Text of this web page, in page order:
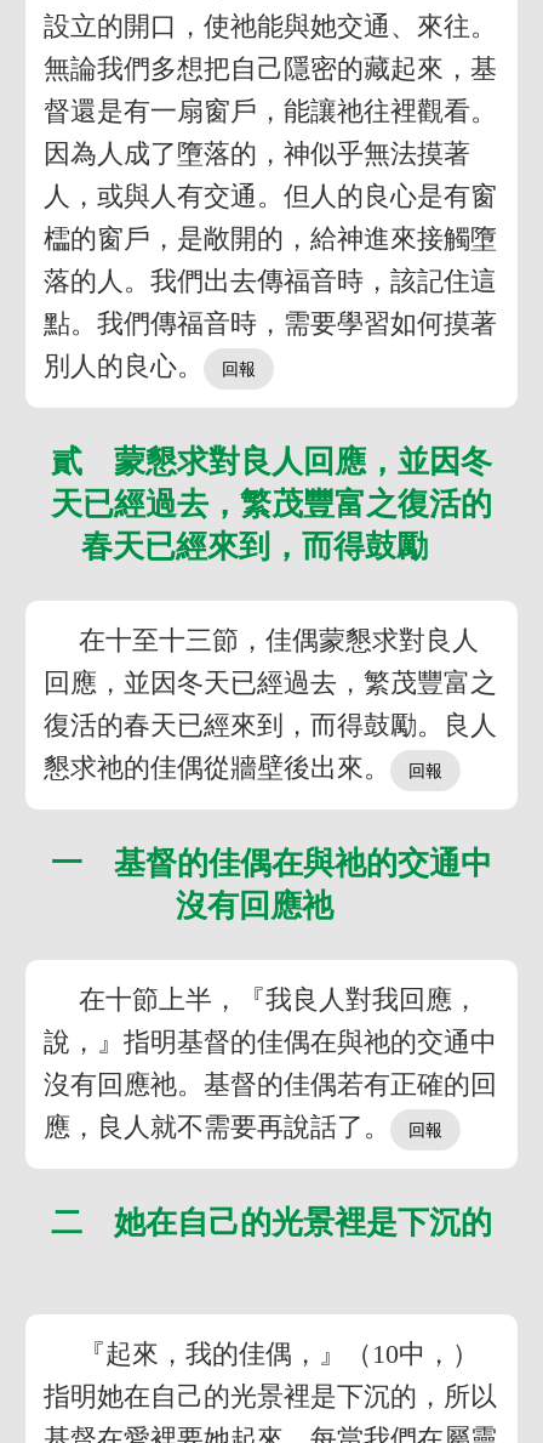
設立的開口，使祂能與她交通、來往。
無論我們多想把自己隱密的藏起來，基
督還是有一扇窗戶，能讓祂往裡觀看。
因為人成了墮落的，神似乎無法摸著
人，或與人有交通。但人的良心是有窗
櫺的窗戶，是敞開的，給神進來接觸墮
落的人。我們出去傳福音時，該記住這
點。我們傳福音時，需要學習如何摸著
別人的良心。
貳 蒙懇求對良人回應，並因冬
天已經過去，繁茂豐富之復活的
春天已經來到，而得鼓勵
在十至十三節，佳偶蒙懇求對良人
回應，並因冬天已經過去，繁茂豐富之
復活的春天已經來到，而得鼓勵。良人
懇求祂的佳偶從牆壁後出來。
一 基督的佳偶在與祂的交通中
沒有回應祂
在十節上半，『我良人對我回應，
說，』指明基督的佳偶在與祂的交通中
沒有回應祂。基督的佳偶若有正確的回
應，良人就不需要再說話了。
二 她在自己的光景裡是下沉的
『起來，我的佳偶，』（10中，）
指明她在自己的光景裡是下沉的，所以